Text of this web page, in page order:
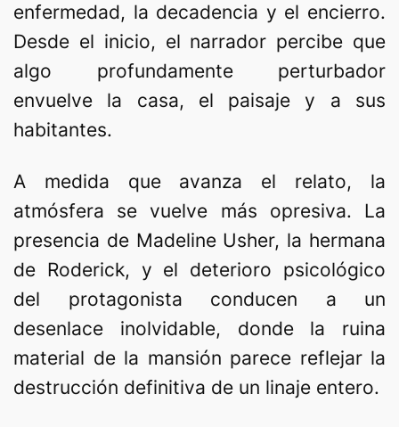
enfermedad, la decadencia y el encierro.
Desde el inicio, el narrador percibe que
algo profundamente perturbador
envuelve la casa, el paisaje y a sus
habitantes.
A medida que avanza el relato, la
atmósfera se vuelve más opresiva. La
presencia de Madeline Usher, la hermana
de Roderick, y el deterioro psicológico
del protagonista conducen a un
desenlace inolvidable, donde la ruina
material de la mansión parece reflejar la
destrucción definitiva de un linaje entero.